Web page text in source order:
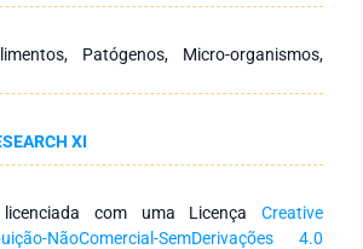
e armazenamento, possibilitando a
organismos patogênicos nos alimentos e
surtos de DTHA. Por conta dos
e a possibilidade do surgimento de
se mostra essencial desde o
prima até a distribuição do produto,
rigorosa análise e certificando o bem-
Patógenos, Micro-organismos,
XI
com uma Licença Creative
NãoComercial-SemDerivações 4.0